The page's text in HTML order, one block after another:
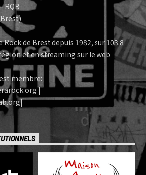
RQB
Rock de Brest depuis 1982, sur 103.8
et en streaming sur le web
membre:
|